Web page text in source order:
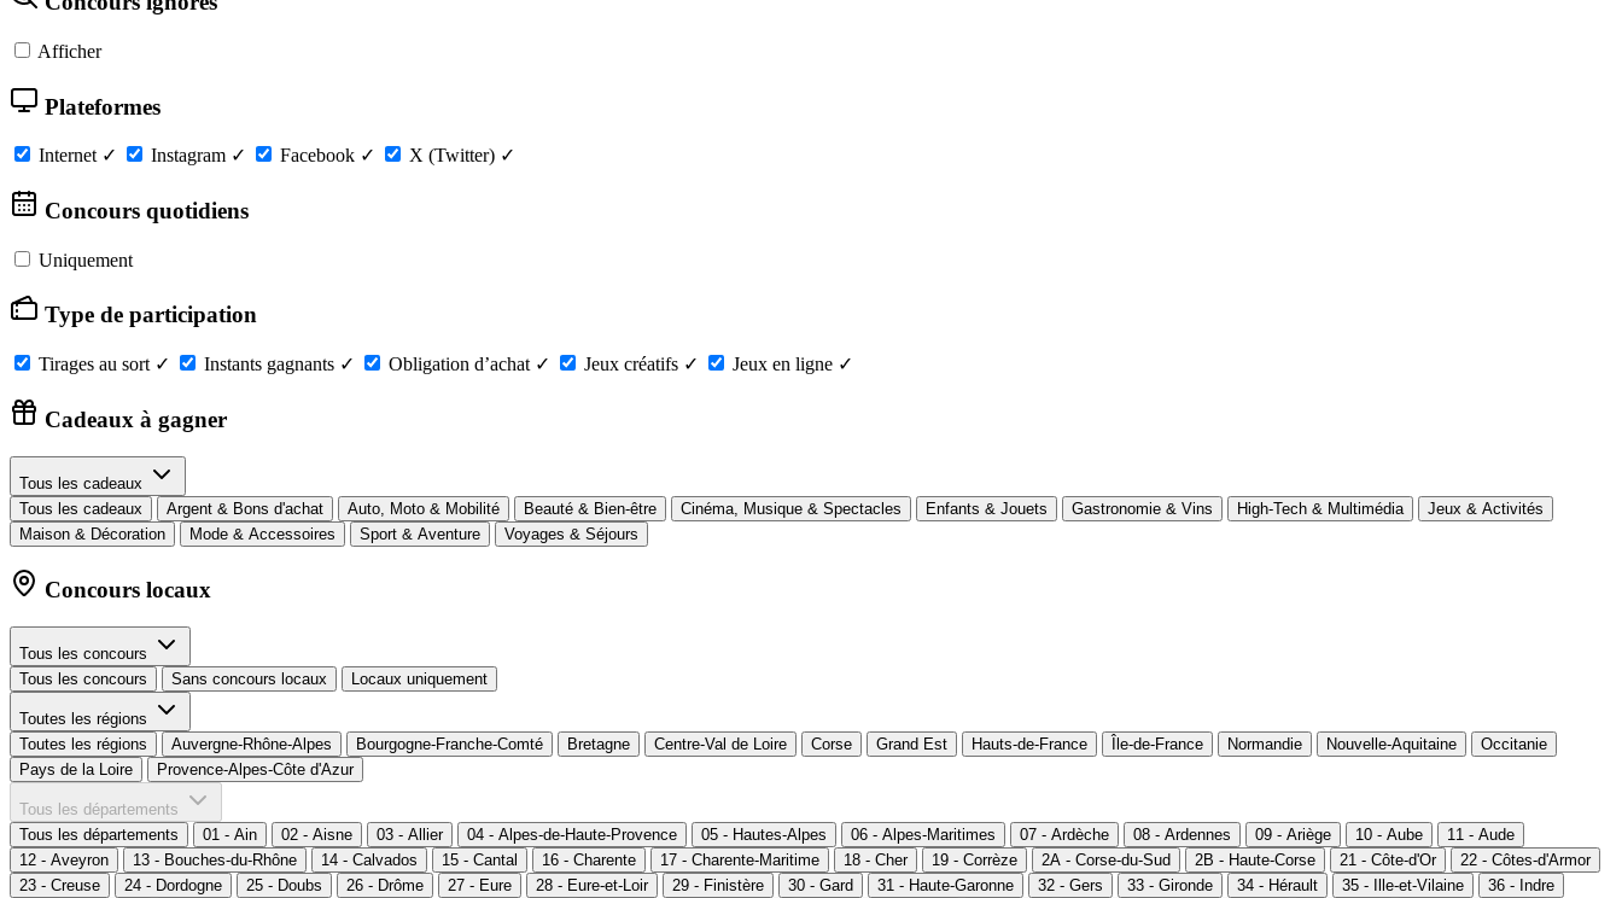
Afficher
Plateformes
Internet ✓ Instagram ✓ Facebook ✓ X (Twitter) ✓
Concours quotidiens
Uniquement
Type de participation
Tirages au sort ✓ Instants gagnants ✓ Obligation d’achat ✓ Jeux créatifs ✓ Jeux en ligne ✓
Cadeaux à gagner
Tous les cadeaux
Tous les cadeaux
Argent & Bons d'achat Auto, Moto & Mobilité Beauté & Bien-être Cinéma, Musique & Spectacles Enfants & Jouets Gastronomie & Vins High-Tech & Multimédia
Jeux & Activités
Maison & Décoration
Mode & Accessoires Sport & Aventure Voyages & Séjours
Concours locaux
Tous les concours
Tous les concours
Sans concours locaux Locaux uniquement
Toutes les régions
Toutes les régions
Auvergne-Rhône-Alpes Bourgogne-Franche-Comté Bretagne Centre-Val de Loire Corse Grand Est Hauts-de-France Île-de-France Normandie Nouvelle-Aquitaine
Occitanie
Pays de la Loire
Provence-Alpes-Côte d'Azur
Tous les départements
Tous les départements
01 - Ain 02 - Aisne 03 - Allier 04 - Alpes-de-Haute-Provence 05 - Hautes-Alpes 06 - Alpes-Maritimes 07 - Ardèche 08 - Ardennes 09 - Ariège 10 - Aube
11 - Aude
12 - Aveyron
13 - Bouches-du-Rhône 14 - Calvados 15 - Cantal 16 - Charente 17 - Charente-Maritime 18 - Cher 19 - Corrèze 2A - Corse-du-Sud 2B - Haute-Corse 21 - Côte-d'Or
22 - Côtes-d'Armor
23 - Creuse
24 - Dordogne 25 - Doubs 26 - Drôme 27 - Eure 28 - Eure-et-Loir 29 - Finistère 30 - Gard 31 - Haute-Garonne 32 - Gers 33 - Gironde 34 - Hérault 35 - Ille-et-Vilaine
36 - Indre